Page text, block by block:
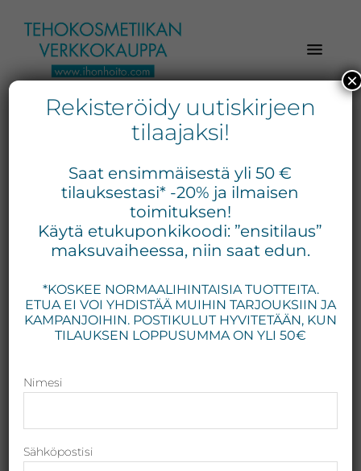
pääsisältöön
ensisijaiseen
sivupalkkiin
alatunnisteeseen
Ihonhoito.com
Kosmetiikan
verkkokauppa
Tilaa
tänään
Verkkokaupasta
tuotteet:
Exuviance,
Medik8,
Priori,
Bion,
Gernétic,
Revitalash,
Jane
Raili
Rekisteröidy uutiskirjeen
tilaajaksi!
Saat ensimmäisestä yli 50 €
tilauksestasi* -20% ja ilmaisen
toimituksen!
Käytä etukuponkikoodi: ”ensitilaus”
maksuvaiheessa, niin saat edun.
*KOSKEE NORMAALIHINTAISIA TUOTTEITA.
ETUA EI VOI YHDISTÄÄ MUIHIN TARJOUKSIIN JA
KAMPANJOIHIN. POSTIKULUT HYVITETÄÄN, KUN
TILAUKSEN LOPPUSUMMA ON YLI 50€
Nimesi
Sähköpostisi
×